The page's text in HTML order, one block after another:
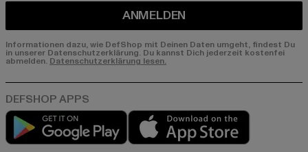
ANMELDEN
Informationen dazu, wie DefShop mit Deinen Daten umgeht, findest Du
in unserer Datenschutzerklärung. Du kannst Dich jederzeit kostenfei
abmelden. Datenschutzerklärung lesen.
Play market